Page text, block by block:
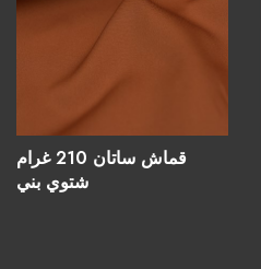
قماش ساتان 210 غرام
شتوي بني